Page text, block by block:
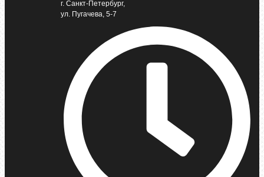
г. Санкт-Петербург,
ул. Пугачева, 5-7